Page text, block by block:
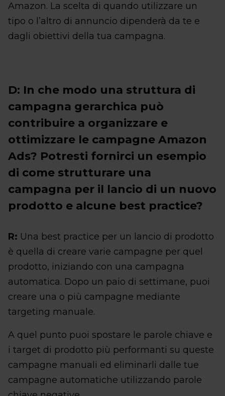
Amazon. La scelta di quando utilizzare un
tipo o l’altro di annuncio dipenderà da te e
dagli obiettivi della tua campagna.
D: In che modo una struttura di
campagna gerarchica può
contribuire a organizzare e
ottimizzare le campagne Amazon
Ads? Potresti fornirci un esempio
di come strutturare una
campagna per il lancio di un nuovo
prodotto e alcune best practice?
R: Una best practice per un lancio di prodotto
è quella di creare varie campagne per quel
prodotto, iniziando con una campagna
automatica. Dopo un paio di settimane, puoi
creare una o più campagne mediante
targeting manuale.
A quel punto puoi spostare le parole chiave e
i target di prodotto più performanti su queste
campagne manuali ed eliminarli dalle tue
campagne automatiche utilizzando parole